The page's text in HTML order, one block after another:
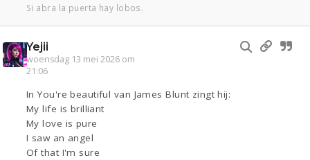
Si abra la puerta hay lobos.
Yejii
woensdag 13 mei 2026 om
21:06
In You're beautiful van James Blunt zingt hij:
My life is brilliant
My love is pure
I saw an angel
Of that I'm sure